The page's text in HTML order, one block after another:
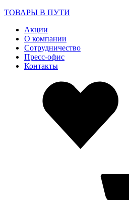
ТОВАРЫ В ПУТИ
Акции
О компании
Сотрудничество
Пресс-офис
Контакты